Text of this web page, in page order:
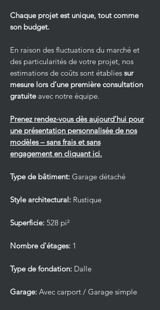
Chaque projet est unique, tout comme
son budget.
En raison des fluctuations du marché et
des particularités de votre projet, nos
estimations de coûts sont établies sur
mesure lors d’une première consultation
gratuiteavec notre équipe.
Prenez rendez-vous dès aujourd’hui pour
une présentation personnalisée de nos
modèles – sans frais et sans
engagement en cliquant ici.
Type de bâtiment: Garage détaché
Style architectural: Rustique
Superficie: 528 pi²
Nombre d'étages: 1
Type de fondation: Dalle
Garage: Avec carport / Garage simple